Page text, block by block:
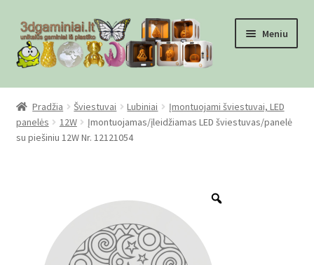
Pereiti
prie
meniu
Pereiti
prie
turinio
Meniu
Pradžia
Checkout
Mūsų partneriai
Pradžia Šviestuvai Lubiniai
Įmontuojami šviestuvai, LED
panelės
12W
Įmontuojamas/įleidžiamas LED šviestuvas/panelė
su piešiniu 12W Nr. 12121054